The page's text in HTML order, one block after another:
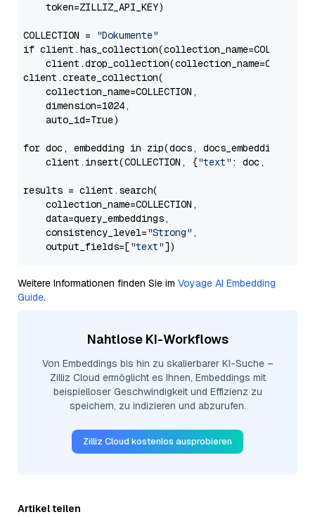
    token=ZILLIZ_API_KEY)
COLLECTION =
"Dokumente"
if
client.create_collection(
    collection_name=COLLECTION,
    dimension=1024,
    auto_id=True)
for doc, embedding in zip(docs, docs_embeddings):
    client.insert(COLLECTION, {
"text" : doc,
results = client.search(
    collection_name=COLLECTION,
    data=query_embeddings,
    consistency_level=
"Strong" ,
    output_fields=[
"text"
Weitere Informationen finden Sie im Voyage AI Embedding
Guide.
Nahtlose KI-Workflows
Von Embeddings bis hin zu skalierbarer KI-Suche –
Zilliz Cloud ermöglicht es Ihnen, Embeddings mit
beispielloser Geschwindigkeit und Effizienz zu
speichern, zu indizieren und abzurufen.
Zilliz Cloud kostenlos ausprobieren
Artikel teilen